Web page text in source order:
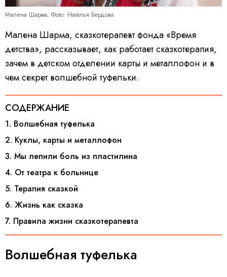
Малена Шарма. Фото: Наталья Бердова
Малена Шарма, сказкотерапевт фонда «Время
детства», рассказывает, как работает сказкотерапия,
зачем в детском отделении карты и металлофон и в
чем секрет волшебной туфельки.
СОДЕРЖАНИЕ
1. Волшебная туфелька
2. Куклы, карты и металлофон
3. Мы лепили боль из пластилина
4. От театра к больнице
5. Терапия сказкой
6. Жизнь как сказка
7. Правила жизни сказкотерапевта
Волшебная туфелька